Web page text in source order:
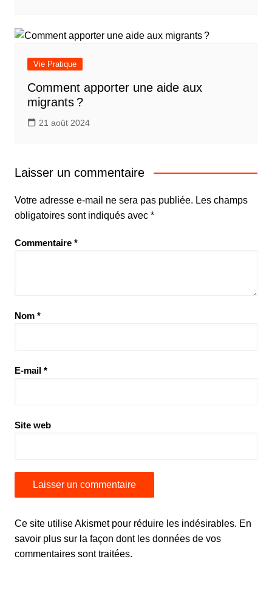
Vie Pratique
Comment apporter une aide aux
migrants ?
21 août 2024
Laisser un commentaire
Votre adresse e-mail ne sera pas publiée. Les champs
obligatoires sont indiqués avec *
Commentaire *
Nom *
E-mail *
Site web
Ce site utilise Akismet pour réduire les indésirables. En
savoir plus sur la façon dont les données de vos
commentaires sont traitées.